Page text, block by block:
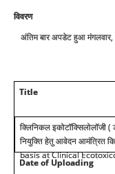
विवरण
अंतिम बार अपडेट हुआ
Title
क्लिनिकल इकोटॉक्सिलोलॉजी (
नियुक्ति हेतु आवेदन आमंत्रित
basis at Clinical
Date of Uploading